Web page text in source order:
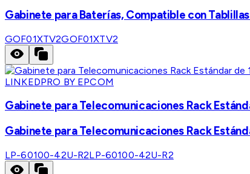
Gabinete para Baterías, Compatible con
GOF01XTV2GOF01XTV2
LINKEDPRO BY EPCOM
Gabinete para Telecomunicaciones Rack
Gabinete para Telecomunicaciones Rack
LP-60100-42U-R2LP-60100-42U-R2